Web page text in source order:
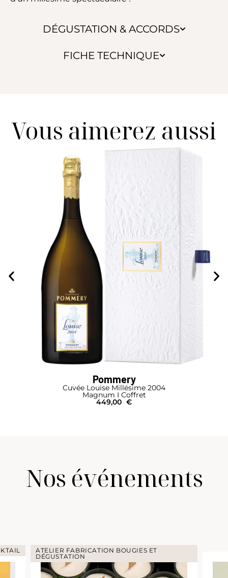
DÉGUSTATION & ACCORDS
FICHE TECHNIQUE
Vous aimerez aussi
Pommery
Cuvée Louise Millésime 2004
Magnum I Coffret
449,00 €
Nos événements
ATELIER FABRICATION BOUGIES ET
DÉGUSTATION